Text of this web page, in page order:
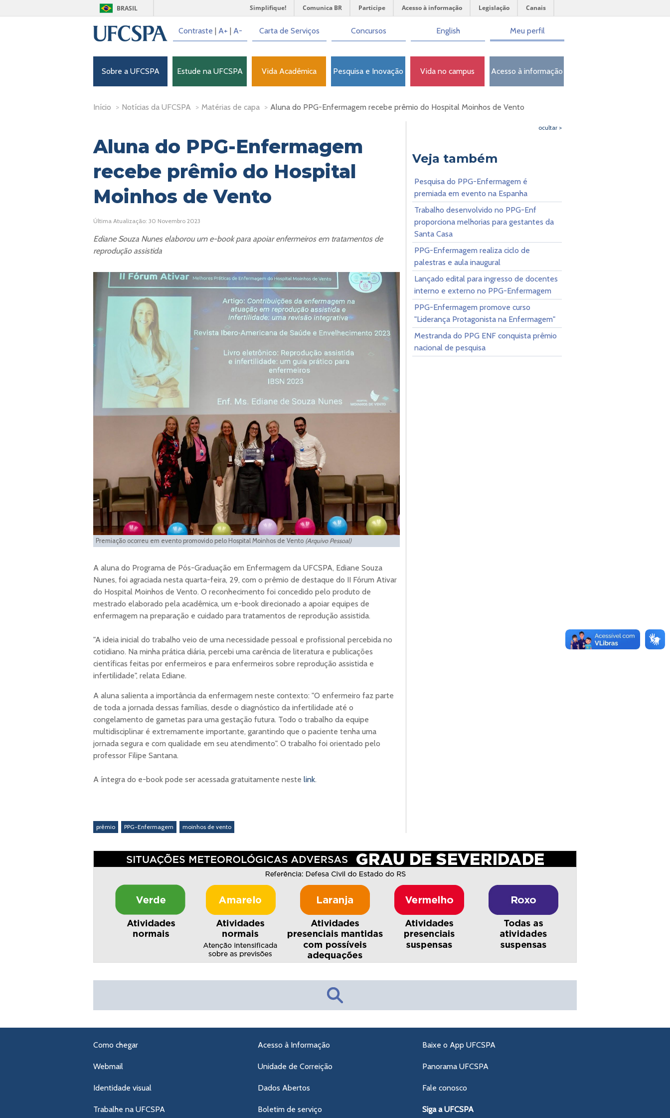
BRASIL Simplifique! Comunica BR Participe Acesso à informação Legislação Canais
Contraste | A+ | A- Carta de Serviços Concursos English Meu perfil
Sobre a UFCSPA Estude na UFCSPA Vida Acadêmica Pesquisa e Inovação Vida no campus Acesso à informação
Início > Notícias da UFCSPA > Matérias de capa > Aluna do PPG-Enfermagem recebe prêmio do Hospital Moinhos de Vento
Aluna do PPG-Enfermagem
recebe prêmio do Hospital
Moinhos de Vento
Última Atualização: 30 Novembro 2023
Ediane Souza Nunes elaborou um e-book para apoiar enfermeiros em tratamentos de
reprodução assistida
Premiação ocorreu em evento promovido pelo Hospital Moinhos de Vento (Arquivo Pessoal)
A aluna do Programa de Pós-Graduação em Enfermagem da UFCSPA, Ediane Souza
Nunes, foi agraciada nesta quarta-feira, 29, com o prêmio de destaque do II Fórum Ativar
do Hospital Moinhos de Vento. O reconhecimento foi concedido pelo produto de
mestrado elaborado pela acadêmica, um e-book direcionado a apoiar equipes de
enfermagem na preparação e cuidado para tratamentos de reprodução assistida.
"A ideia inicial do trabalho veio de uma necessidade pessoal e profissional percebida no
cotidiano. Na minha prática diária, percebi uma carência de literatura e publicações
científicas feitas por enfermeiros e para enfermeiros sobre reprodução assistida e
infertilidade", relata Ediane.
A aluna salienta a importância da enfermagem neste contexto: "O enfermeiro faz parte
de toda a jornada dessas famílias, desde o diagnóstico da infertilidade até o
congelamento de gametas para uma gestação futura. Todo o trabalho da equipe
multidisciplinar é extremamente importante, garantindo que o paciente tenha uma
jornada segura e com qualidade em seu atendimento". O trabalho foi orientado pelo
professor Filipe Santana.
A íntegra do e-book pode ser acessada gratuitamente neste link.
prêmio PPG-Enfermagem moinhos de vento
ocultar >
Veja também
Pesquisa do PPG-Enfermagem é
premiada em evento na Espanha
Trabalho desenvolvido no PPG-Enf
proporciona melhorias para gestantes da
Santa Casa
PPG-Enfermagem realiza ciclo de
palestras e aula inaugural
Lançado edital para ingresso de docentes
interno e externo no PPG-Enfermagem
PPG-Enfermagem promove curso
"Liderança Protagonista na Enfermagem"
Mestranda do PPG ENF conquista prêmio
nacional de pesquisa
Como chegar
Webmail
Identidade visual
Trabalhe na UFCSPA
Acesso à Informação
Unidade de Correição
Dados Abertos
Boletim de serviço
Baixe o App UFCSPA
Panorama UFCSPA
Fale conosco
Siga a UFCSPA